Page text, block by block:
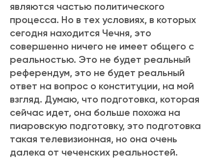
являются частью политического
процесса. Но в тех условиях, в которых
сегодня находится Чечня, это
совершенно ничего не имеет общего с
реальностью. Это не будет реальный
референдум, это не будет реальный
ответ на вопрос о конституции, на мой
взгляд. Думаю, что подготовка, которая
сейчас идет, она больше похожа на
пиаровскую подготовку, это подготовка
такая телевизионная, но она очень
далека от чеченских реальностей.